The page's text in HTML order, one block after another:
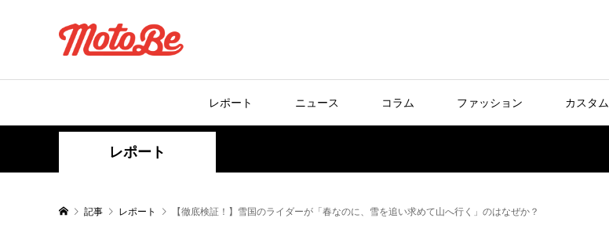
レポート ニュース コラム ファッション カスタム
レポート
記事 レポート 【徹底検証！】雪国のライダーが「春なのに、雪を追い求めて山へ行く」のはなぜか？